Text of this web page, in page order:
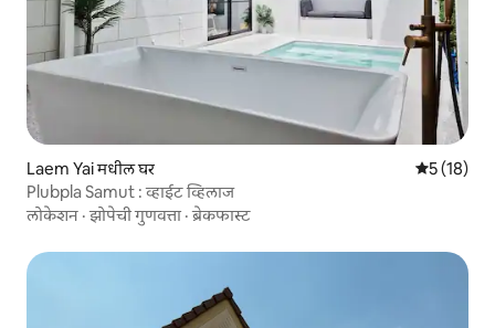
Laem Yai मधील घर 5 पैकी 5
5 (18)
Plubpla Samut : व्हाईट व्हिलाज
लोकेशन ·झोपेची गुणवत्ता ·ब्रेकफास्ट